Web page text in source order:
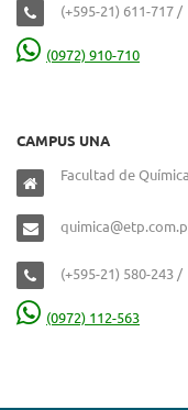
(+595-21) 611-717 /
(0972) 910-710
CAMPUS UNA
Facultad de
(+595-21) 580-243 /
(0972) 112-563